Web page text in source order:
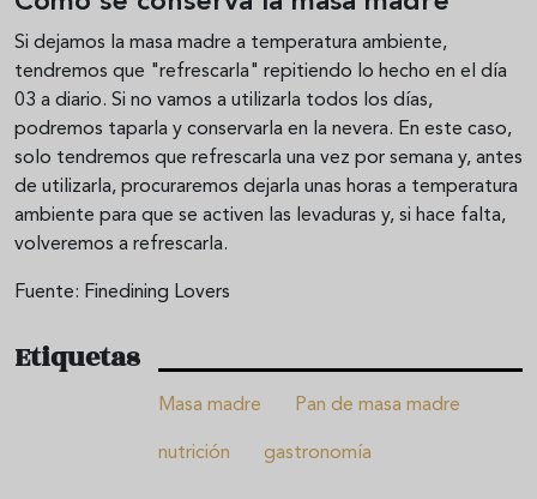
Si dejamos la masa madre a temperatura ambiente,
tendremos que "refrescarla" repitiendo lo hecho en el día
03 a diario. Si no vamos a utilizarla todos los días,
podremos taparla y conservarla en la nevera. En este caso,
solo tendremos que refrescarla una vez por semana y, antes
de utilizarla, procuraremos dejarla unas horas a temperatura
ambiente para que se activen las levaduras y, si hace falta,
volveremos a refrescarla.
Fuente: Finedining Lovers
Etiquetas
Masa madre Pan de masa madre
nutrición gastronomía